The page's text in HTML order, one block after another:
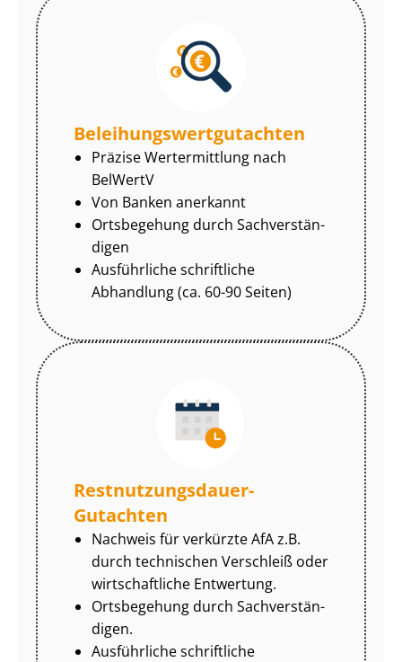
Be­lei­hungs­wert­gut­ach­ten
Präzise Wertermittlung nach
BelWertV
Von Banken anerkannt
Ortsbegehung durch Sach­ver­stän­
di­gen
Ausführliche schriftliche
Abhandlung (ca. 60-90 Seiten)
Rest­nut­zungs­dau­er-
Gutachten
Nachweis für verkürzte AfA z.B.
durch technischen Verschleiß oder
wirtschaftliche Entwertung.
Ortsbegehung durch Sach­ver­stän­
di­gen.
Ausführliche schriftliche